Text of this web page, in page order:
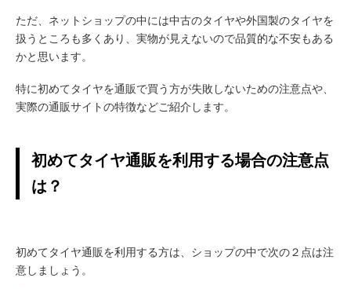
ただ、ネットショップの中には中古のタイヤや外国製のタイヤを
扱うところも多くあり、実物が見えないので品質的な不安もある
かと思います。
特に初めてタイヤを通販で買う方が失敗しないための注意点や、
実際の通販サイトの特徴などご紹介します。
初めてタイヤ通販を利用する場合の注意点
は？
初めてタイヤ通販を利用する方は、ショップの中で次の２点は注
意しましょう。